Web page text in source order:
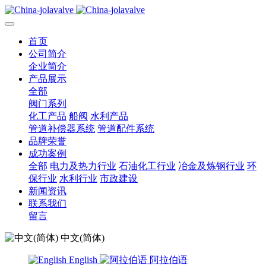
首页
公司简介
企业简介
产品展示
全部
阀门系列
化工产品 船阀 水利产品
管道补偿器系统 管道配件系统
品牌荣誉
成功案例
全部 电力及热力行业 石油化工行业 冶金及炼钢行业 环
保行业 水利行业 市政建设
新闻资讯
联系我们
留言
中文(简体)
English 阿拉伯语